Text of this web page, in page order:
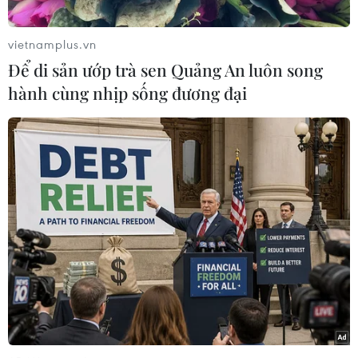
ra những quyết định bị giới nhà giàu phản đối,
nhưng lại được lòngđa số dân chúng là quốc
hữu hóa ngành khai thác vàng và đóng cửa
hàng loạt sângolf trên cả nước. Theo ông
Chavez thì đánh golf là thú vui xa xỉ của một
bộphận nhỏ, không có lợi ích gì đối số đông
người lao động, nên cấm là đúng.
Thật ra, golf không hề có lỗi, bởi đó cũng là môn
thể thao đòi hỏi sự khéo léo,tính nhẫn nại, lòng
quả cảm… như bao môn thể thao khác. Những
ngôi sao của mônthể thao này, như Tiger Woods
hay gần đây nhất là Rory McIlroy đều là thần
tượngcủa hàng triệu người trên thế giới, là
những tấm gương sáng cho sự nỗ lực vượtkhó
để giành lấy những vinh quang. Bởi họ không
vietnamplus.vn
Để di sản ướp trà sen Quảng An luôn song
hành cùng nhịp sống đương đại